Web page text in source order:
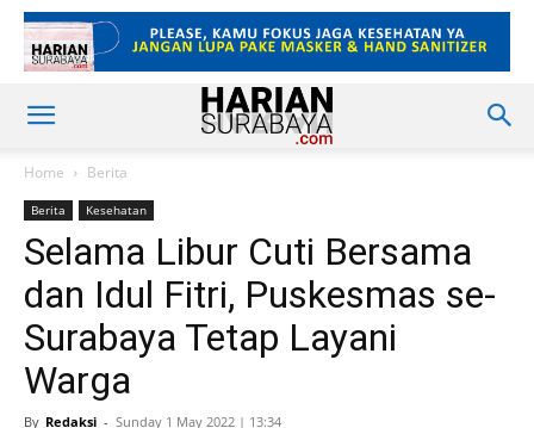
Home Berita
Berita Kesehatan
Selama Libur Cuti Bersama
dan Idul Fitri, Puskesmas se-
Surabaya Tetap Layani
Warga
By Redaksi - Sunday 1 May 2022 | 13:34